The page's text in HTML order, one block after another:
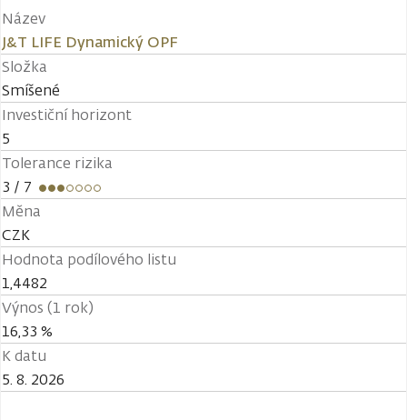
Název
J&T LIFE Dynamický OPF
Složka
Smíšené
Investiční horizont
5
Tolerance rizika
3 / 7
Měna
CZK
Hodnota podílového listu
1,4482
Výnos (1 rok)
16,33 %
K datu
5. 8. 2026